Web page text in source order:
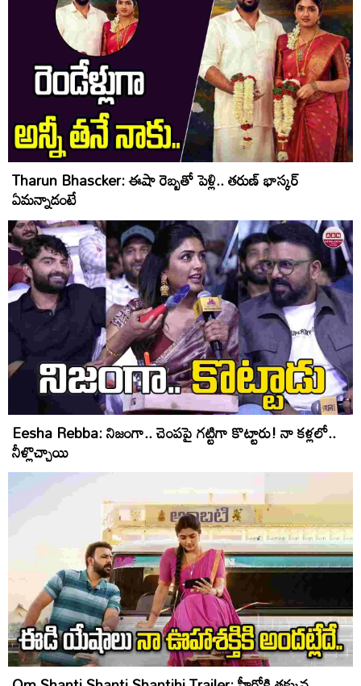
Tharun Bhascker: ఈషా రెబ్బతో పెళ్లి.. తరుణ్ భాస్కర్
ఏమన్నాడంటే
Eesha Rebba: నిజంగా.. చెంపపై గట్టిగా కొట్టారు! నా కళ్లలో..
నీళ్లొచ్చాయి